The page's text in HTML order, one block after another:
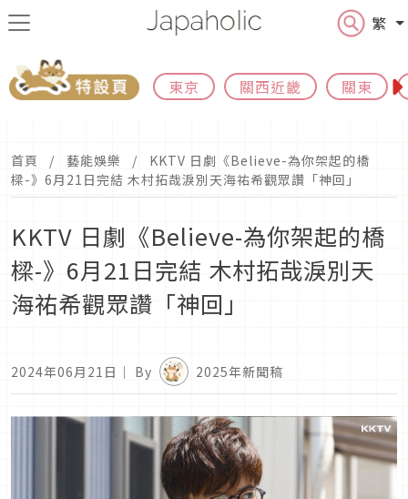
繁
東京 關西近畿 關東
首頁 藝能娛樂
KKTV 日劇《Believe-為你架起的橋
樑-》6月21日完結 木村拓哉淚別天海祐希觀眾讚「神回」
KKTV 日劇《Believe-為你架起的橋
樑-》6月21日完結 木村拓哉淚別天
海祐希觀眾讚「神回」
2024年06月21日 ｜ By 2025年新聞稿